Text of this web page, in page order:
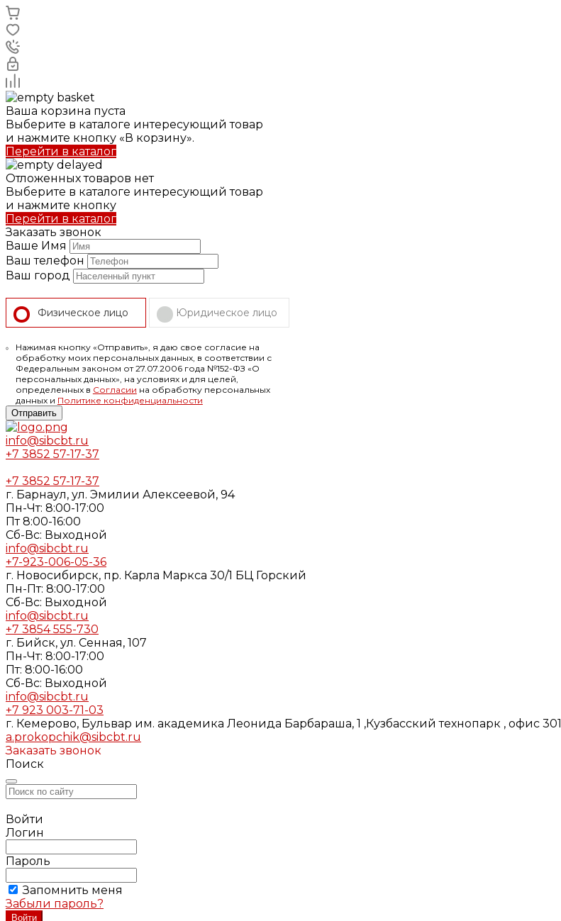
Ваша корзина пуста
Выберите в каталоге интересующий товар
и нажмите кнопку «В корзину».
Перейти в каталог
Отложенных товаров нет
Выберите в каталоге интересующий товар
и нажмите кнопку
Перейти в каталог
Заказать звонок
Ваше Имя
Ваш телефон
Ваш город
Физическое лицо Юридическое лицо
Нажимая кнопку «Отправить», я даю свое согласие на
обработку моих персональных данных, в соответствии с
Федеральным законом от 27.07.2006 года №152-ФЗ «О
персональных данных», на условиях и для целей,
определенных в Согласии на обработку персональных
данных и Политике конфиденциальности
Отправить
info@sibcbt.ru
+7 3852 57-17-37
+7 3852 57-17-37
г. Барнаул, ул. Эмилии Алексеевой, 94
Пн-Чт: 8:00-17:00
Пт 8:00-16:00
Cб-Вс: Выходной
info@sibcbt.ru
+7-923-006-05-36
г. Новосибирск, пр. Карла Маркса 30/1 БЦ Горский
Пн-Пт: 8:00-17:00
Cб-Вс: Выходной
info@sibcbt.ru
+7 3854 555-730
г. Бийск, ул. Сенная, 107
Пн-Чт: 8:00-17:00
Пт: 8:00-16:00
Cб-Вс: Выходной
info@sibcbt.ru
+7 923 003-71-03
г. Кемерово, Бульвар им. академика Леонида Барбараша, 1 ,Кузбасский технопарк , офис 301
a.prokopchik@sibcbt.ru
Заказать звонок
Поиск
Войти
Логин
Пароль
Запомнить меня
Забыли пароль?